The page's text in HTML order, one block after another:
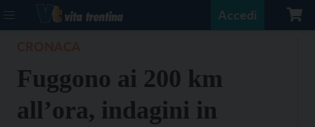
Accedi
Fuggono ai 200 km
all’ora, indagini in